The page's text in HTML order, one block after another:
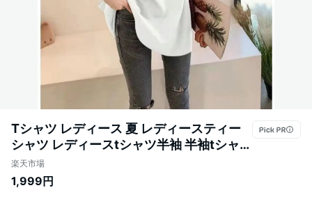
Tシャツ レディース 夏 レディースティー
シャツ レディースtシャツ半袖 半袖tシャツ
半袖ティーシャツ ゆったり 半袖 カジュア
ル 可愛い 薄手 プリント おしゃれ オシャレ
楽天市場
1,999円